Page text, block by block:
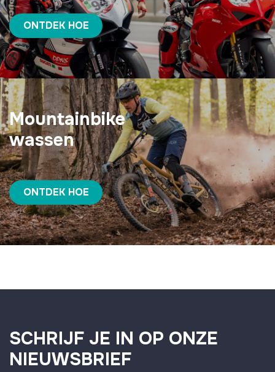
ONTDEK HOE
Mountainbike
wassen
ONTDEK HOE
SCHRIJF JE IN OP ONZE
NIEUWSBRIEF